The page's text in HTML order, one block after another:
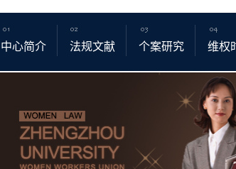
中心简介 法规文献 个案研究 维权